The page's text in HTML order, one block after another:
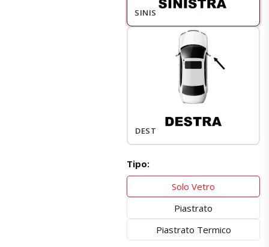
SINISTRO
DESTRO
Tipo:
Solo Vetro
Piastrato
Piastrato Termico